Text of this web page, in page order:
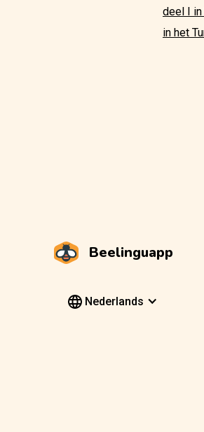
deel I in
in het
Beelinguapp
Nederlands